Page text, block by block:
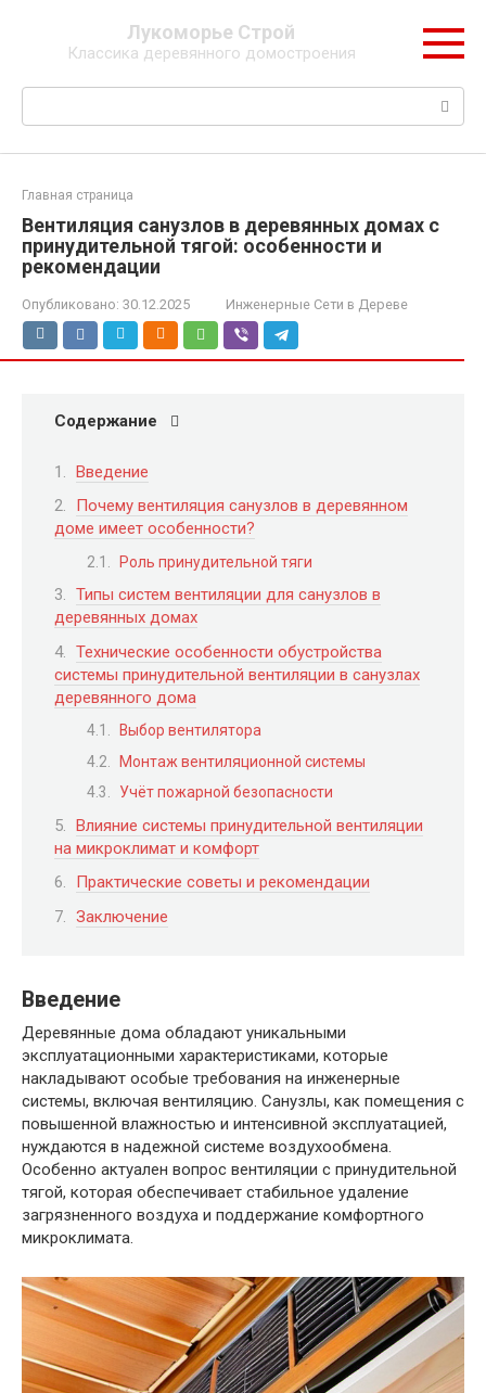
Лукоморье Строй
Классика деревянного домостроения
Поиск:
Главная страница
Вентиляция санузлов в деревянных домах с
принудительной тягой: особенности и
рекомендации
Опубликовано: 30.12.2025 Инженерные Сети в Дереве
Содержание
Введение
Почему вентиляция санузлов в деревянном
доме имеет особенности?
Роль принудительной тяги
Типы систем вентиляции для санузлов в
деревянных домах
Технические особенности обустройства
системы принудительной вентиляции в санузлах
деревянного дома
Выбор вентилятора
Монтаж вентиляционной системы
Учёт пожарной безопасности
Влияние системы принудительной вентиляции
на микроклимат и комфорт
Практические советы и рекомендации
Заключение
Введение
Деревянные дома обладают уникальными
эксплуатационными характеристиками, которые
накладывают особые требования на инженерные
системы, включая вентиляцию. Санузлы, как помещения с
повышенной влажностью и интенсивной эксплуатацией,
нуждаются в надежной системе воздухообмена.
Особенно актуален вопрос вентиляции с принудительной
тягой, которая обеспечивает стабильное удаление
загрязненного воздуха и поддержание комфортного
микроклимата.